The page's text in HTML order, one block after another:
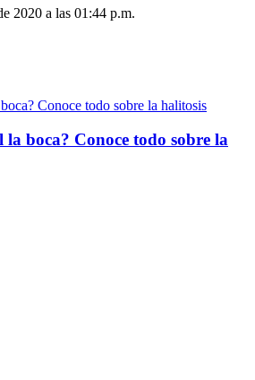
2020 a las 01:44 p.m.
la boca? Conoce todo sobre la